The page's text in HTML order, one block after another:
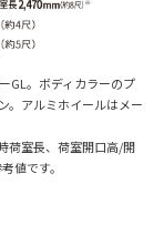
GL。ボディカラーのプ
。アルミホイールはメー
室長、荷室開口高/開
値です。